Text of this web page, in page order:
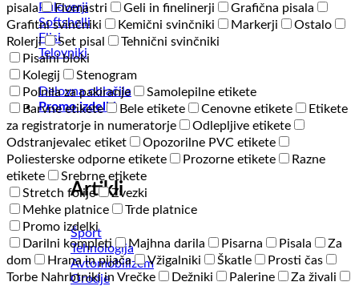
Puloverji
Softshelli
Flisi
Telovniki
Delovna oblačila
Promo izdelki
Artikli
Šport
Tehnologija
Avtomobilizem
Orodje
pisala
Flomastri Geli in finelinerji
Grafična pisala
Grafitni svinčniki
Kemični svinčniki Markerji
Ostalo
Rolerji
Set pisal
Tehnični svinčniki
Pisalni bloki
Kolegij
Stenogram
Polnila za pakiranje
Samolepilne etikete
Barvne etikete
Bele etikete Cenovne etikete
Etikete
za registratorje in numeratorje
Odlepljive etikete
Odstranjevalec etiket
Opozorilne PVC etikete
Poliesterske odporne etikete
Prozorne etikete
Razne
etikete
Srebrne etikete
Stretch folije
Zvezki
Mehke platnice
Trde platnice
Promo izdelki
Darilni kompleti
Majhna darila Pisarna Pisala
Za
dom
Hrana in pijača Vžigalniki Škatle
Prosti čas
Torbe Nahrbtniki in Vrečke
Dežniki Palerine
Za živali